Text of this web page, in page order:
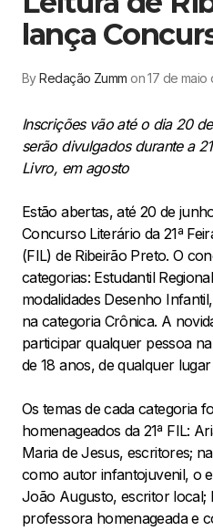
lança
ByRedação Zumm on 17 de maio
Inscrições vão até o dia 20
serão divulgados durante a
Livro, em agosto
Estão abertas, até 20 de
Concurso Literário da 21ª
(FIL) de Ribeirão Preto. O
categorias: Estudantil
modalidades Desenho
na categoria Crônica. A
participar qualquer pessoa
de 18 anos, de qualquer
Os temas de cada categoria
homenageados da 21ª FIL:
Maria de Jesus, escritores;
como autor infantojuvenil, o
João Augusto, escritor local;
professora homenageada e